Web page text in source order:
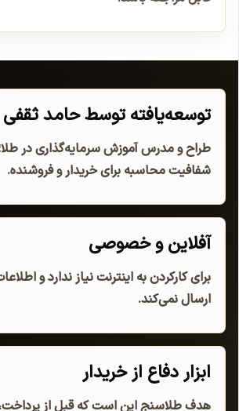
توسعه‌یافته توسط حامد ثقفی
طراح و مدرس آموزش سرمایه‌گذاری در طلا؛
شفافیت محاسبه برای خریدار و فروشنده.
آفلاین و خصوصی
برای کارکردن به اینترنت نیاز ندارد و
ارسال نمی‌کند.
ابزار دفاع از خریدار
هدف طلاسنج این است که قبل از